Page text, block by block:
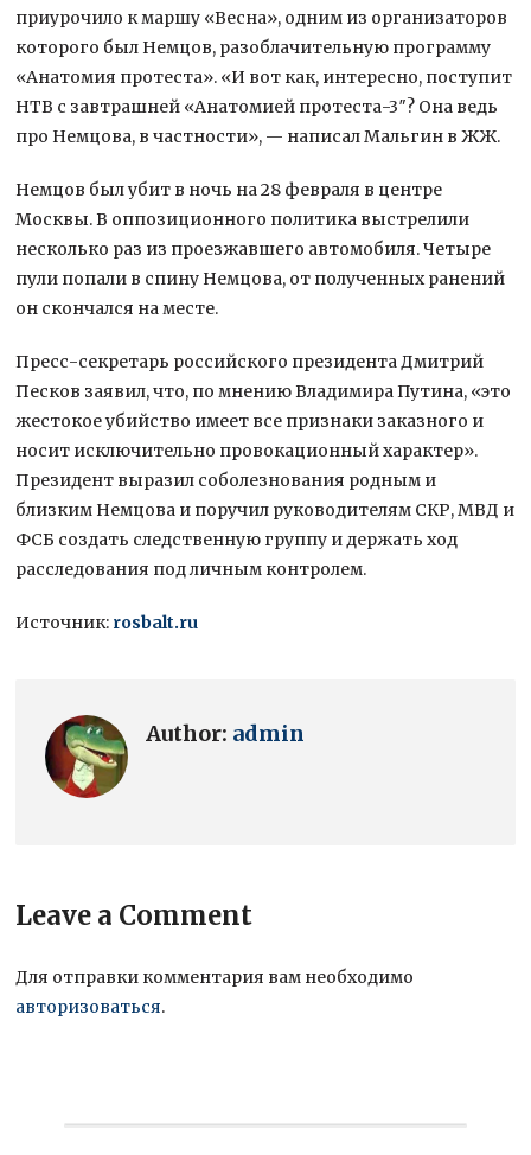
приурочило к маршу «Весна», одним из организаторов
которого был Немцов, разоблачительную программу
«Анатомия протеста». «И вот как, интересно, поступит
НТВ с завтрашней «Анатомией протеста-3″? Она ведь
про Немцова, в частности», — написал Мальгин в ЖЖ.
Немцов был убит в ночь на 28 февраля в центре
Москвы. В оппозиционного политика выстрелили
несколько раз из проезжавшего автомобиля. Четыре
пули попали в спину Немцова, от полученных ранений
он скончался на месте.
Пресс-секретарь российского президента Дмитрий
Песков заявил, что, по мнению Владимира Путина, «это
жестокое убийство имеет все признаки заказного и
носит исключительно провокационный характер».
Президент выразил соболезнования родным и
близким Немцова и поручил руководителям СКР, МВД и
ФСБ создать следственную группу и держать ход
расследования под личным контролем.
Источник: rosbalt.ru
Author: admin
Leave a Comment
Для отправки комментария вам необходимо
авторизоваться.